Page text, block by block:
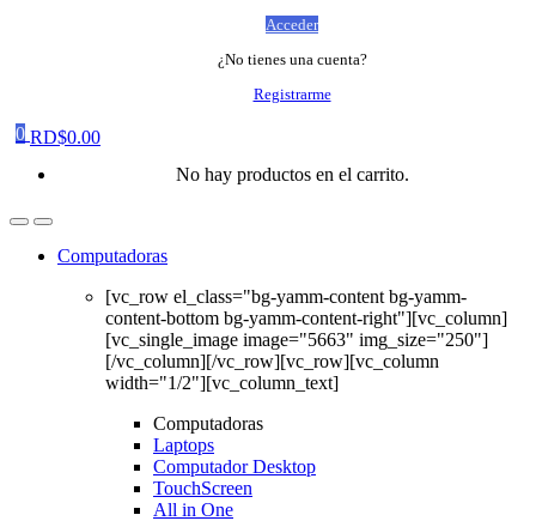
Acceder
¿No tienes una cuenta?
Registrarme
0 RD$0.00
No hay productos en el carrito.
Computadoras
[vc_row el_class="bg-yamm-content bg-yamm-
content-bottom bg-yamm-content-right"][vc_column]
[vc_single_image image="5663" img_size="250"]
[/vc_column][/vc_row][vc_row][vc_column
width="1/2"][vc_column_text]
Computadoras
Laptops
Computador Desktop
TouchScreen
All in One